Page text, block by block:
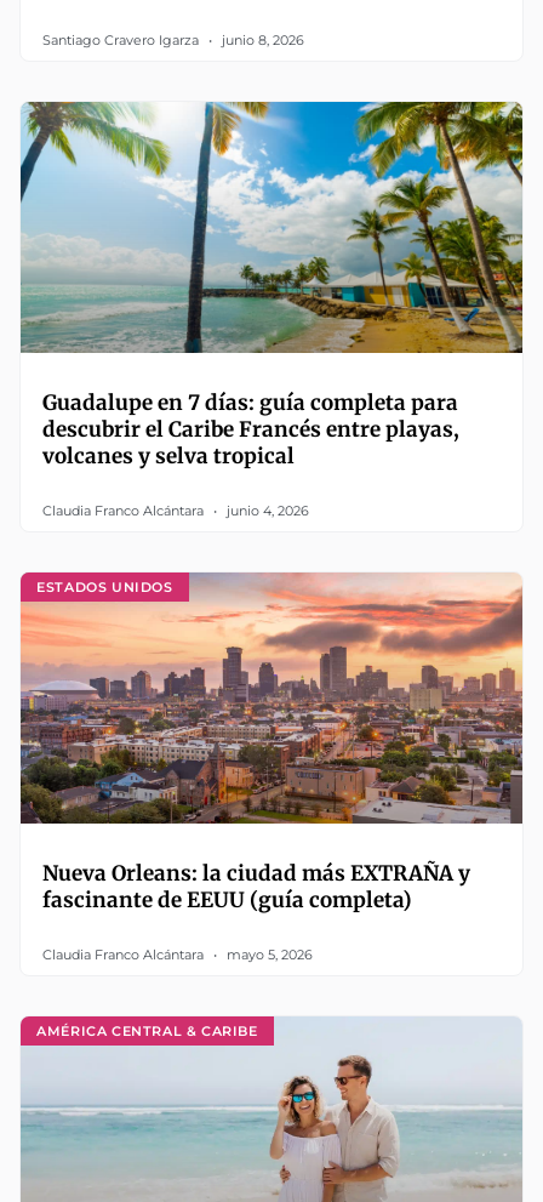
Santiago Cravero Igarza junio 8, 2026
Guadalupe en 7 días: guía completa para
descubrir el Caribe Francés entre playas,
volcanes y selva tropical
Claudia Franco Alcántara junio 4, 2026
ESTADOS UNIDOS
Nueva Orleans: la ciudad más EXTRAÑA y
fascinante de EEUU (guía completa)
Claudia Franco Alcántara mayo 5, 2026
AMÉRICA CENTRAL & CARIBE